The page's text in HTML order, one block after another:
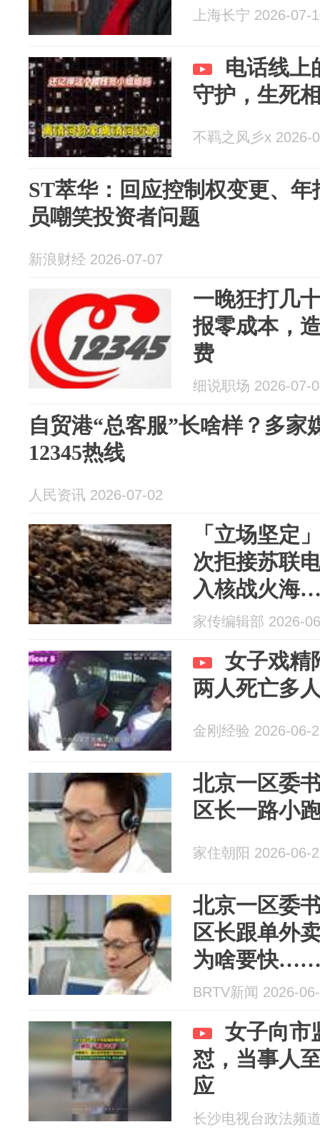
上海长宁 2026-07-
电话线上
守护，生死
不羁之风彡x 2026-
ST萃华：回应控制权变更、
员嘲笑投资者问题
新浪财经 2026-07-07
一晚狂打几
报零成本，
费
细说职场 2026-07-
自贸港“总客服”长啥样？多家
12345热线
人民资讯 2026-07-02
「立场坚定
次拒接苏联
入核战火
家传编辑部 2026-
女子戏精
两人死亡多
金刚经验 2026-06-
北京一区委
区长一路小
家住朝阳 2026-06-
北京一区委
区长跟单外
为啥要快
BRTV新闻 2026-
女子向市
怼，当事人
应
长沙电视台政法频